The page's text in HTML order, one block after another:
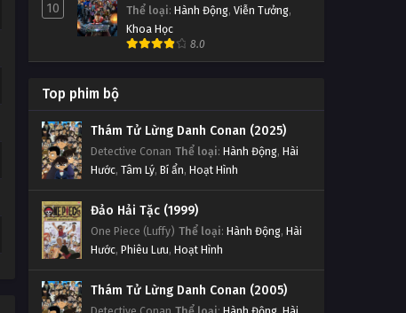
10 Thể loại: Hành Động, Viễn Tưởng,
Khoa Học
8.0
Top phim bộ
Thám Tử Lừng Danh Conan (2025)
Detective Conan Thể loại: Hành Động, Hài
Hước, Tâm Lý, Bí ẩn, Hoạt Hình
Đảo Hải Tặc (1999)
One Piece (Luffy) Thể loại: Hành Động, Hài
Hước, Phiêu Lưu, Hoạt Hình
Thám Tử Lừng Danh Conan (2005)